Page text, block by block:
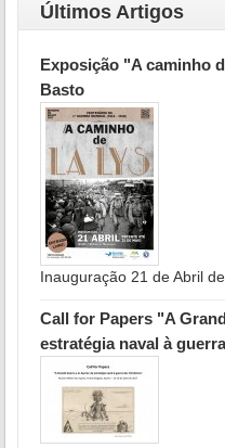
Últimos Artigos
Exposição "A caminho
Basto
Inauguração 21 de Abril
Call for Papers "A
estratégia naval à